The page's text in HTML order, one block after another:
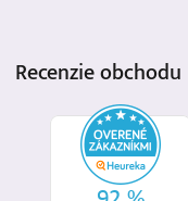
Recenzieobchodu
7.8.2026